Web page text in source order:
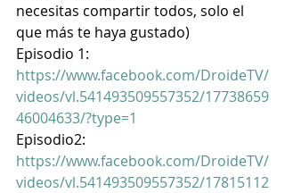
necesitas compartir todos, solo el
que más te haya gustado)
Episodio 1:
https://www.facebook.com/DroideTV/
videos/vl.541493509557352/17738659
46004633/?type=1
Episodio2:
https://www.facebook.com/DroideTV/
videos/vl.541493509557352/17815112